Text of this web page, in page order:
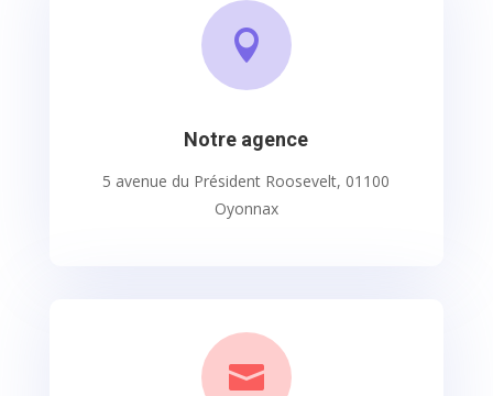

Notre agence
5 avenue du Président Roosevelt, 01100
Oyonnax
